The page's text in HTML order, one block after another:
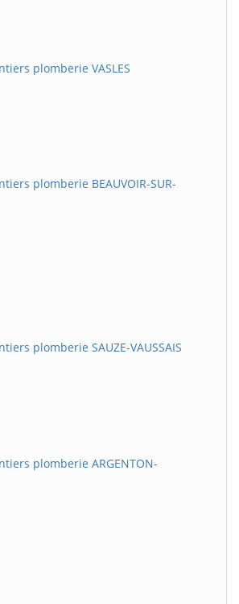
plomberie VASLES
plomberie BEAUVOIR-SUR-
plomberie SAUZE-VAUSSAIS
plomberie ARGENTON-